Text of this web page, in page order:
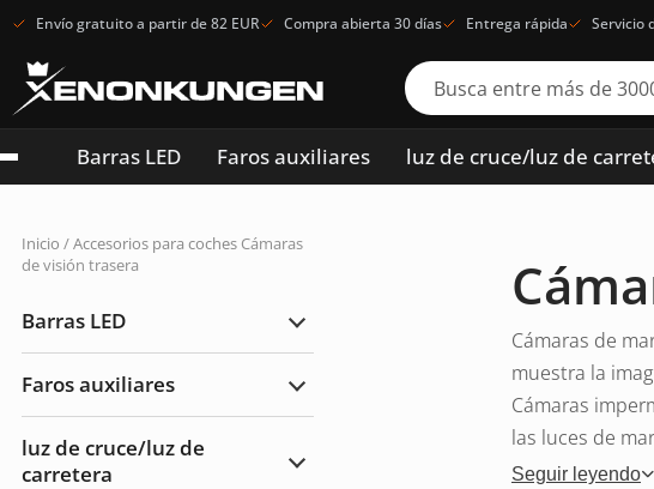
Envío gratuito a partir de 82 EUR Compra abierta 30 días Entrega rápida Servicio
Barras LED Faros auxiliares luz de cruce/luz de
Inicio /Accesorios para coches Cámaras
de visión trasera
Barras LED
Ampliar
Faros auxiliares
Ampliar
luz de cruce/luz de
carretera
Ampliar
Cámaras de
muestra la
Cámaras
las luces de
Seguir leyendo